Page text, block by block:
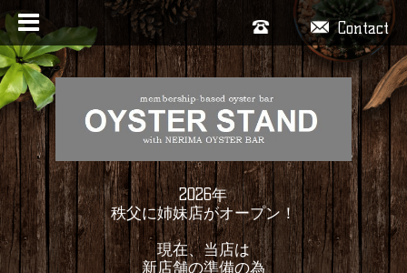
Contact
2026年
秩父に姉妹店がオープン！
現在、当店は
新店舗の準備の為